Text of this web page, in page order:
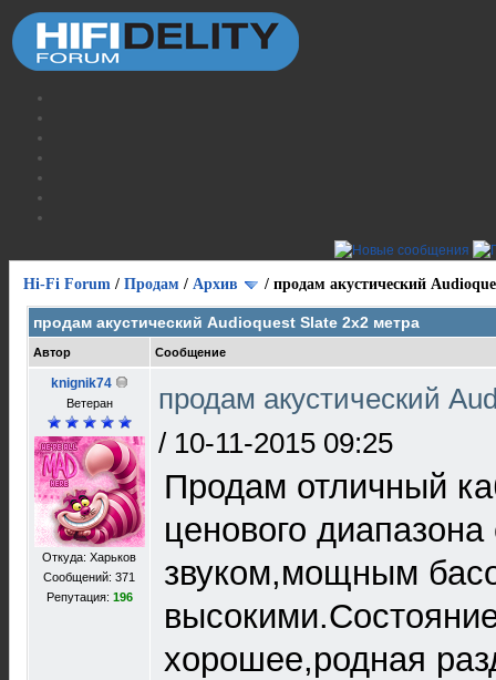
Hi-Fi Forum / Продам / Архив / продам акустический
продам акустический Audioquest Slate 2х2 метра
Автор Сообщение
knignik74
Ветеран
Откуда: Харьков
Сообщений: 371
Репутация: 196
продам акустический
/ 10-11-2015 09:25
Продам отличный
ценового
звуком,мощным
хорошее,родная